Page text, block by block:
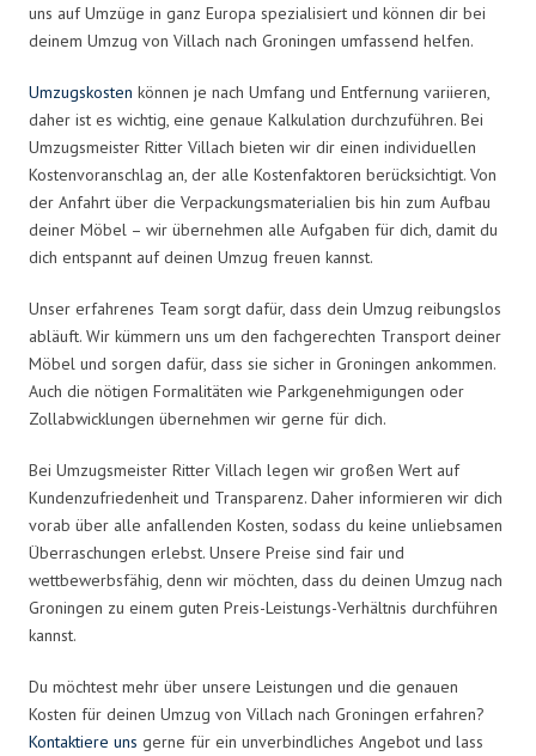
uns auf Umzüge in ganz Europa spezialisiert und können dir bei
deinem Umzug von Villach nach Groningen umfassend helfen.
Umzugskosten können je nach Umfang und Entfernung variieren,
daher ist es wichtig, eine genaue Kalkulation durchzuführen. Bei
Umzugsmeister Ritter Villach bieten wir dir einen individuellen
Kostenvoranschlag an, der alle Kostenfaktoren berücksichtigt. Von
der Anfahrt über die Verpackungsmaterialien bis hin zum Aufbau
deiner Möbel – wir übernehmen alle Aufgaben für dich, damit du
dich entspannt auf deinen Umzug freuen kannst.
Unser erfahrenes Team sorgt dafür, dass dein Umzug reibungslos
abläuft. Wir kümmern uns um den fachgerechten Transport deiner
Möbel und sorgen dafür, dass sie sicher in Groningen ankommen.
Auch die nötigen Formalitäten wie Parkgenehmigungen oder
Zollabwicklungen übernehmen wir gerne für dich.
Bei Umzugsmeister Ritter Villach legen wir großen Wert auf
Kundenzufriedenheit und Transparenz. Daher informieren wir dich
vorab über alle anfallenden Kosten, sodass du keine unliebsamen
Überraschungen erlebst. Unsere Preise sind fair und
wettbewerbsfähig, denn wir möchten, dass du deinen Umzug nach
Groningen zu einem guten Preis-Leistungs-Verhältnis durchführen
kannst.
Du möchtest mehr über unsere Leistungen und die genauen
Kosten für deinen Umzug von Villach nach Groningen erfahren?
Kontaktiere uns gerne für ein unverbindliches Angebot und lass